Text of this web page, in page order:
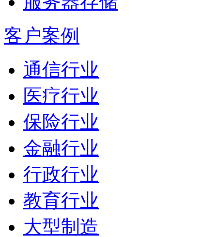
客户案例
通信行业
医疗行业
保险行业
金融行业
行政行业
教育行业
大型制造